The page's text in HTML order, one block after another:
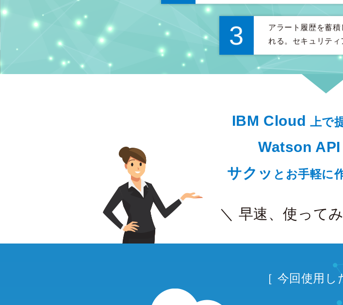
3 アラート履歴を蓄
れる。セキュリティ
IBM Cloud 上で
Watson API
サクッ とお手軽に
＼ 早速、使って
［ 今回使用し